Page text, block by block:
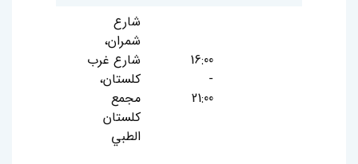
16:00
-
21:00
شارع
شمران،
شارع غرب
كلستان،
مجمع
كلستان
الطبي